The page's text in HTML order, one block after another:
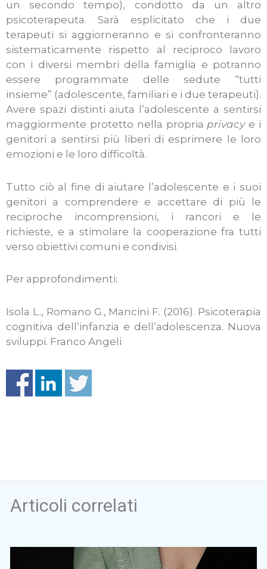
un secondo tempo), condotto da un altro
psicoterapeuta. Sarà esplicitato che i due
terapeuti si aggiorneranno e si confronteranno
sistematicamente rispetto al reciproco lavoro
con i diversi membri della famiglia e potranno
essere programmate delle sedute “tutti
insieme” (adolescente, familiari e i due terapeuti).
Avere spazi distinti aiuta l’adolescente a sentirsi
maggiormente protetto nella propria privacye i
genitori a sentirsi più liberi di esprimere le loro
emozioni e le loro difficoltà.
Tutto ciò al fine di aiutare l’adolescente e i suoi
genitori a comprendere e accettare di più le
reciproche incomprensioni, i rancori e le
richieste, e a stimolare la cooperazione fra tutti
verso obiettivi comuni e condivisi.
Per approfondimenti:
Isola L., Romano G., Mancini F. (2016). Psicoterapia
cognitiva dell’infanzia e dell’adolescenza. Nuova
sviluppi. Franco Angeli
Articoli correlati